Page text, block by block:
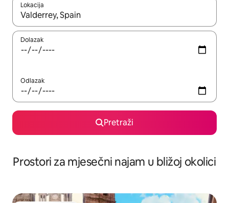
Lokacija
Kada budu dostupni rezultati, moći ćete ih pregledati
Dolazak
Odlazak
Pretraži
Prostori za mjesečni najam u bližoj okolici